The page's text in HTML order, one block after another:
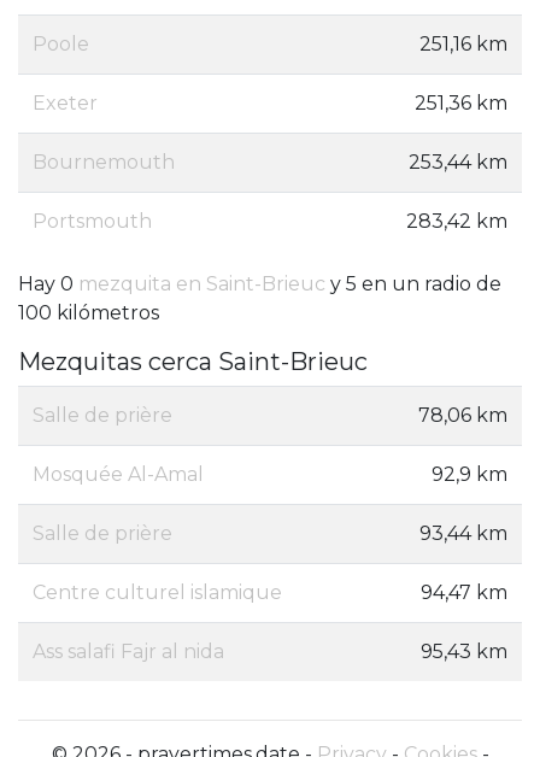
Poole 251,16 km
Exeter 251,36 km
Bournemouth 253,44 km
Portsmouth 283,42 km
Hay 0 mezquita en Saint-Brieuc y 5 en un radio de
100 kilómetros
Mezquitas cerca Saint-Brieuc
Salle de prière 78,06 km
Mosquée Al-Amal 92,9 km
Salle de prière 93,44 km
Centre culturel islamique 94,47 km
Ass salafi Fajr al nida 95,43 km